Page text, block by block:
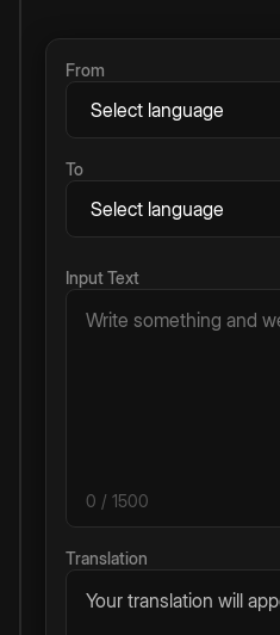
From
To
Input Text
0 / 1500
Translation
Your translation will